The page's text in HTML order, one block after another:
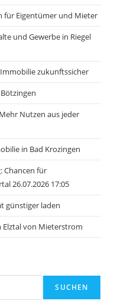
für Eigentümer und Mieter
und Gewerbe in Riegel
zukunftssicher
Nutzen aus jeder
in Bad Krozingen
Chancen für
26.07.2026 17:05
günstiger laden
von Mieterstrom
SUCHEN